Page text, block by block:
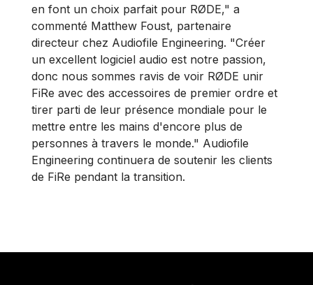
en font un choix parfait pour RØDE," a
commenté Matthew Foust, partenaire
directeur chez Audiofile Engineering. "Créer
un excellent logiciel audio est notre passion,
donc nous sommes ravis de voir RØDE unir
FiRe avec des accessoires de premier ordre et
tirer parti de leur présence mondiale pour le
mettre entre les mains d'encore plus de
personnes à travers le monde." Audiofile
Engineering continuera de soutenir les clients
de FiRe pendant la transition.